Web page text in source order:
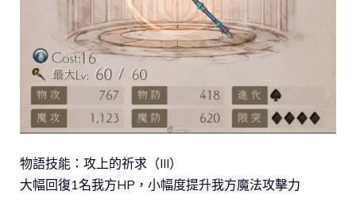
物語技能：攻上的祈求（III）
大幅回復1名我方HP，小幅度提升我方魔法攻擊力